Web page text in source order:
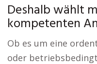
Deshalb wählt
kompetenten
Ob es um eine
oder